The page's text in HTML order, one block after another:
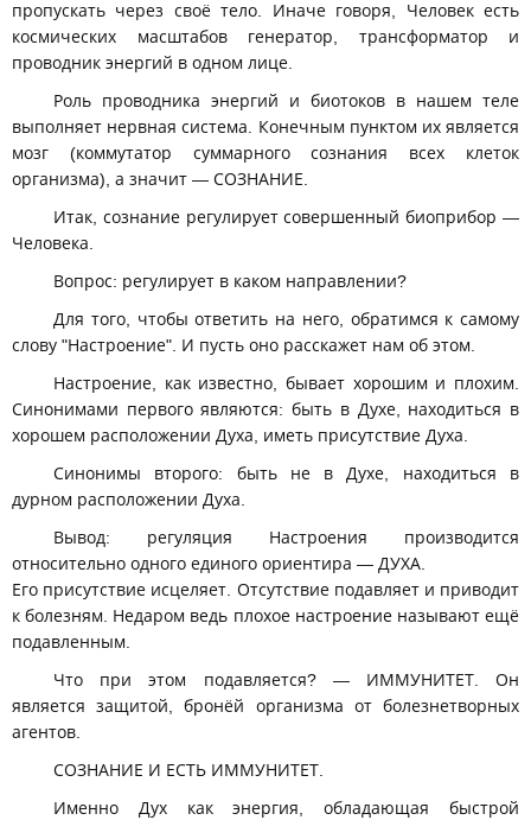
пропускать через своё тело. Иначе говоря, Человек есть
космических масштабов генератор, трансформатор и
проводник энергий в одном лице.
Роль проводника энергий и биотоков в нашем теле
выполняет нервная система. Конечным пунктом их является
мозг (коммутатор суммарного сознания всех клеток
организма), а значит — СОЗНАНИЕ.
Итак, сознание регулирует совершенный биоприбор —
Человека.
Вопрос: регулирует в каком направлении?
Для того, чтобы ответить на него, обратимся к самому
слову "Настроение". И пусть оно расскажет нам об этом.
Настроение, как известно, бывает хорошим и плохим.
Синонимами первого являются: быть в Духе, находиться в
хорошем расположении Духа, иметь присутствие Духа.
Синонимы второго: быть не в Духе, находиться в
дурном расположении Духа.
Вывод: регуляция Настроения производится
относительно одного единого ориентира — ДУХА.
Его присутствие исцеляет. Отсутствие подавляет и приводит
к болезням. Недаром ведь плохое настроение называют ещё
подавленным.
Что при этом подавляется? — ИММУНИТЕТ. Он
является защитой, бронёй организма от болезнетворных
агентов.
СОЗНАНИЕ И ЕСТЬ ИММУНИТЕТ.
Именно Дух как энергия, обладающая быстрой